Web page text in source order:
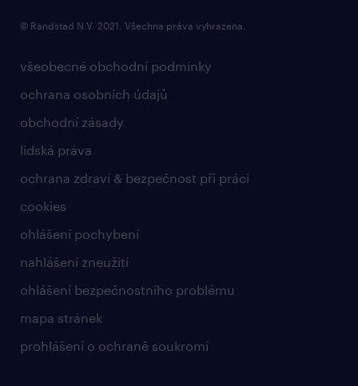
všeobecné obchodní podmínky
ochrana osobních údajů
obchodní zásady
lidská práva
ochrana zdraví & bezpečnost při práci
cookies
ohlášení pochybení
nahlášení zneužití
ohlášení bezpečnostního problému
mapa stránek
prohlášení o ochraně soukromí
© Randstad N.V. 2021. Všechna práva vyhrazena.